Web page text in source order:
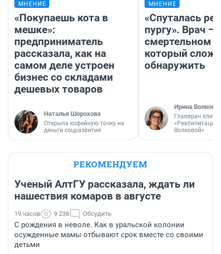
МНЕНИЕ
«Покупаешь кота в
мешке»:
предприниматель
рассказала, как на
самом деле устроен
бизнес со складами
дешевых товаров
Наталья Шорохова
Открыла кофейную точку на
деньги соцразвития
МНЕНИЕ
«Спуталась
пургу». Врач —
смертельном
который
обнаружить
Ирина Волкова
Главврач
«Реабилитация
Волковой»
РЕКОМЕНДУЕМ
Ученый АлтГУ рассказала, ждать ли
нашествия комаров в августе
19 часов 9 238 Обсудить
С рождения в неволе. Как в уральской колонии
осужденные мамы отбывают срок вместе со своими
детьми